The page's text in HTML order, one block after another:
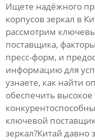
Ищете надёжного
корпусов зеркал в
рассмотрим
поставщика,
пресс-форм, и
информацию для
узнаете, как найти
обеспечить
ключевой
зеркал?Китай давно